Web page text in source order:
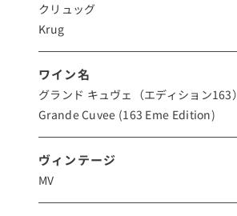
クリュッグ
Krug
ワイン名
グランド キュヴェ（エディション163）
Grande Cuvee (163 Eme Edition)
ヴィンテージ
MV